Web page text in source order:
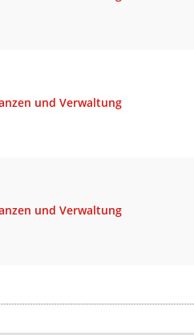
und Verwaltung
und Verwaltung